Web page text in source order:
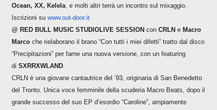
Ocean, XX, Kelela, e molti altri terrà un incontro sul mixaggio.
Iscrizioni su www.out-door.it
@ RED BULL MUSIC STUDIOLIVE SESSION con CRLN e Macro
Marco che rielaborano il brano “Con tutti i miei difetti” tratto dal disco
“Precipitazioni” per farne una nuova versione, con un featuring
di SXRRXWLAND.
CRLN è una giovane cantautrice del ’93, originaria di San Benedetto
del Tronto. Unica voce femminile della scuderia Macro Beats, dopo il
grande successo del suo EP d’esordio “Caroline”, ampiamente